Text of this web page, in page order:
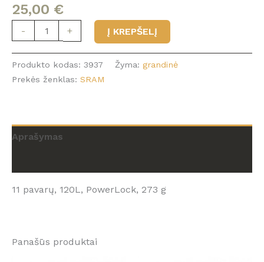
25,00 €
-
produkto
kiekis:
Grandinė
SRAM
PC-
pavarų,
120L
+ Į KREPŠELĮ
Produkto kodas: 3937 Žyma: grandinė
Prekės ženklas: SRAM
Aprašymas
11 pavarų, 120L, PowerLock, 273 g
Panašūs produktai